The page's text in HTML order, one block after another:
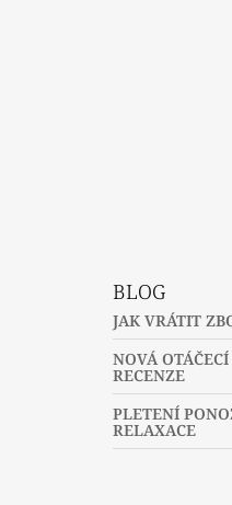
BLOG
JAK VRÁTIT
NOVÁ
RECENZE
PLETENÍ
RELAXACE